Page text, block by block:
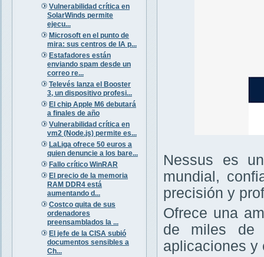
Vulnerabilidad crítica en
SolarWinds permite
ejecu...
Microsoft en el punto de
mira: sus centros de IA p...
Estafadores están
enviando spam desde un
correo re...
Televés lanza el Booster
3, un dispositivo profesi...
El chip Apple M6 debutará
a finales de año
Vulnerabilidad crítica en
vm2 (Node.js) permite es...
LaLiga ofrece 50 euros a
quien denuncie a los bare...
Fallo crítico WinRAR
El precio de la memoria
RAM DDR4 está
aumentando d...
Costco quita de sus
ordenadores
preensamblados la ...
El jefe de la CISA subió
documentos sensibles a
Ch...
Nessus es
mundial,
precisión y
Ofrece una
de miles de
aplicaciones y